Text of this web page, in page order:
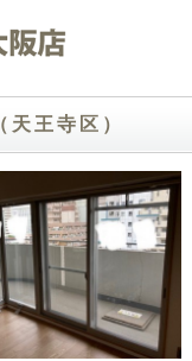
王寺区）